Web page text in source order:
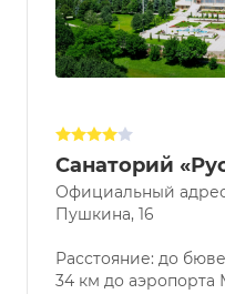
хорошо
Хорошо
Нормально
Услуги
Бассейн
Парковка
Разрешены
Санаторий
Официальный
Пушкина, 16
Расстояние: до
34 км до